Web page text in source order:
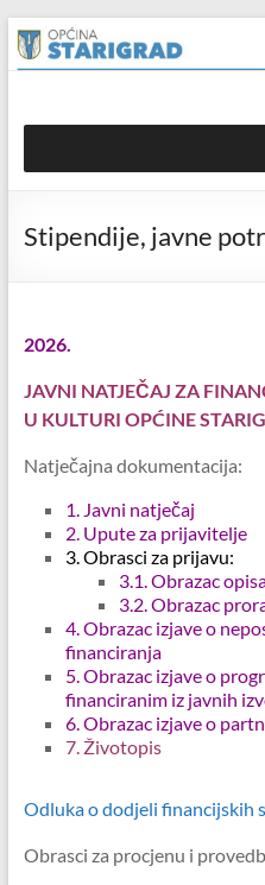
content
Skip
to
content
Općina
Starigrad
mrežna
Stipendije, javne
2026.
JAVNI NATJEČAJ ZA
U KULTURI OPĆINE
Natječajna dokumentacija:
1. Javni natječaj
2. Upute za prijavitelje
3. Obrasci za prijavu:
3.1.Obrazac
3.2. Obrazac
4. Obrazac izjave o
financiranja
5. Obrazac izjave o
financiranim iz javnih
6. Obrazac izjave o
7. Životopis
Odluka o dodjeli financijskih
Obrasci za procjenu i